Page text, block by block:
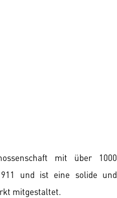
mit über 1000
und ist eine solide und
mitgestaltet.